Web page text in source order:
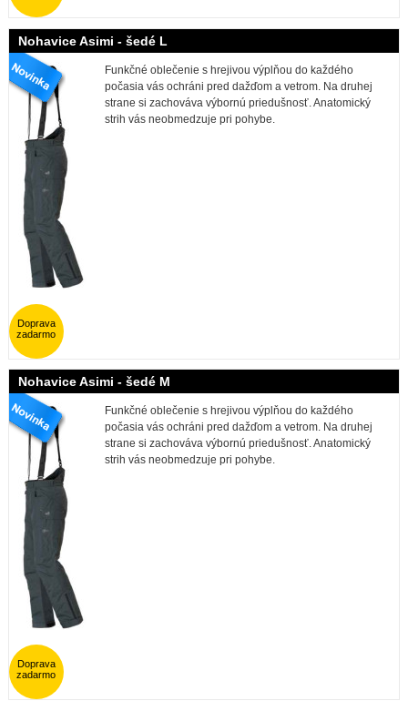
Nohavice Asimi - šedé L
Funkčné oblečenie s hrejivou výplňou do každého
počasia vás ochráni pred dažďom a vetrom. Na druhej
strane si zachováva výbornú priedušnosť. Anatomický
strih vás neobmedzuje pri pohybe.
Doprava
zadarmo
Nohavice Asimi - šedé M
Funkčné oblečenie s hrejivou výplňou do každého
počasia vás ochráni pred dažďom a vetrom. Na druhej
strane si zachováva výbornú priedušnosť. Anatomický
strih vás neobmedzuje pri pohybe.
Doprava
zadarmo